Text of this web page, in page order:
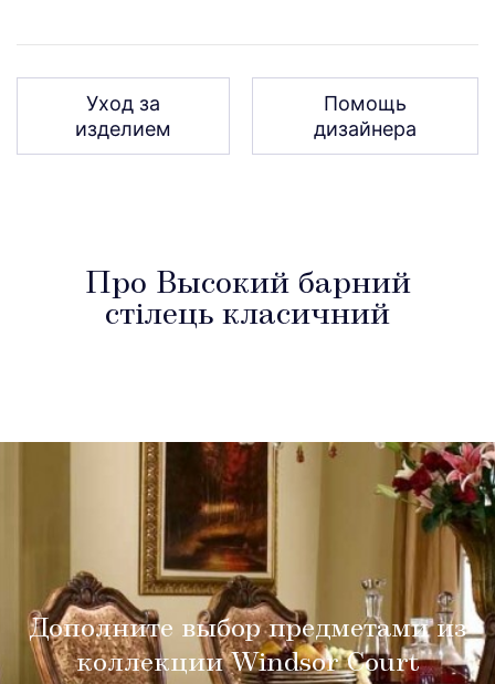
Уход за
изделием
Помощь
дизайнера
Про Высокий барний
стілець класичний
Дополните выбор предметами из
коллекции Windsor Court